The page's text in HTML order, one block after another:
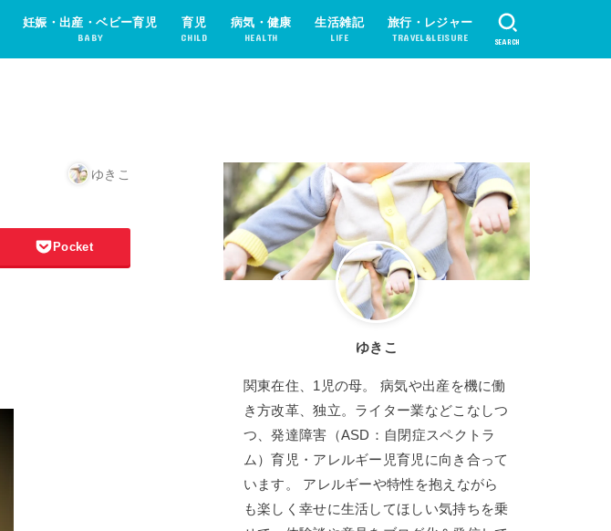
妊娠・出産・ベビー育児
BABY
育児
CHILD
病気・健康
HEALTH
生活雑記
LIFE
旅行・レジャー
TRAVEL&LEISURE SEARCH
ゆきこ
Pocket
ゆきこ
関東在住、1児の母。 病気や出産を機に働
き方改革、独立。ライター業などこなしつ
つ、発達障害（ASD：自閉症スペクトラ
ム）育児・アレルギー児育児に向き合って
います。 アレルギーや特性を抱えながら
も楽しく幸せに生活してほしい気持ちを乗